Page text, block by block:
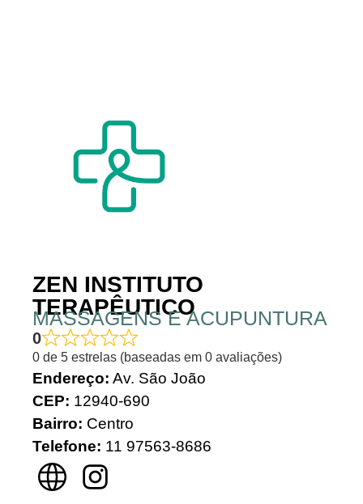
ZEN INSTITUTO
TERAPÊUTICO
MASSAGENS E ACUPUNTURA
0
0 de 5 estrelas (baseadas em 0 avaliações)
Endereço: Av. São João
CEP: 12940-690
Bairro: Centro
Telefone: 11 97563-8686